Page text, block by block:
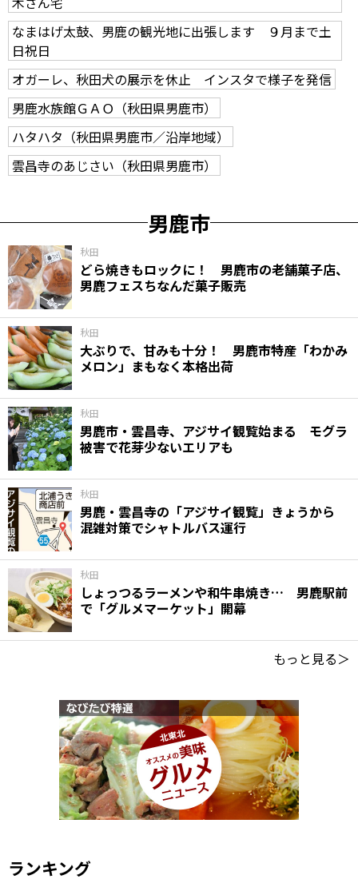
なまはげ太鼓、男鹿の観光地に出張します ９月まで土
日祝日
オガーレ、秋田犬の展示を休止 インスタで様子を発信
男鹿水族館ＧＡＯ（秋田県男鹿市）
ハタハタ（秋田県男鹿市／沿岸地域）
雲昌寺のあじさい（秋田県男鹿市）
男鹿市
秋田
どら焼きもロックに！ 男鹿市の老舗菓子店、
男鹿フェスちなんだ菓子販売
秋田
大ぶりで、甘みも十分！ 男鹿市特産「わかみ
メロン」まもなく本格出荷
秋田
男鹿市・雲昌寺、アジサイ観覧始まる モグラ
被害で花芽少ないエリアも
秋田
男鹿・雲昌寺の「アジサイ観覧」きょうから
混雑対策でシャトルバス運行
秋田
しょっつるラーメンや和牛串焼き… 男鹿駅前
で「グルメマーケット」開幕
もっと見る＞
ランキング